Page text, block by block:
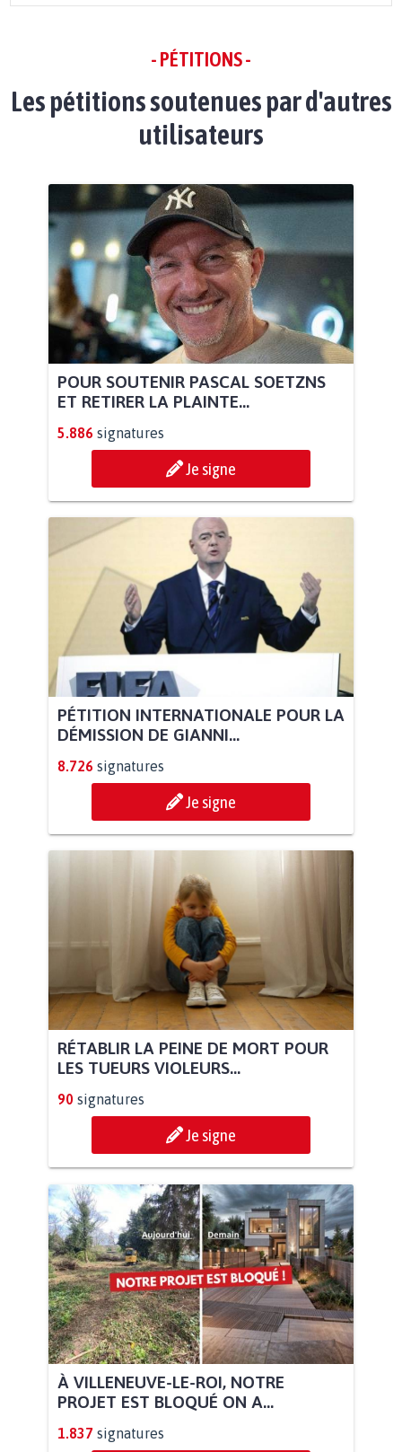
- PÉTITIONS -
Les pétitions soutenues par d'autres
utilisateurs
POUR SOUTENIR PASCAL SOETZNS
ET RETIRER LA PLAINTE...
5.886 signatures
Je signe
PÉTITION INTERNATIONALE POUR LA
DÉMISSION DE GIANNI...
8.726 signatures
Je signe
RÉTABLIR LA PEINE DE MORT POUR
LES TUEURS VIOLEURS...
90 signatures
Je signe
À VILLENEUVE-LE-ROI, NOTRE
PROJET EST BLOQUÉ ON A...
1.837 signatures